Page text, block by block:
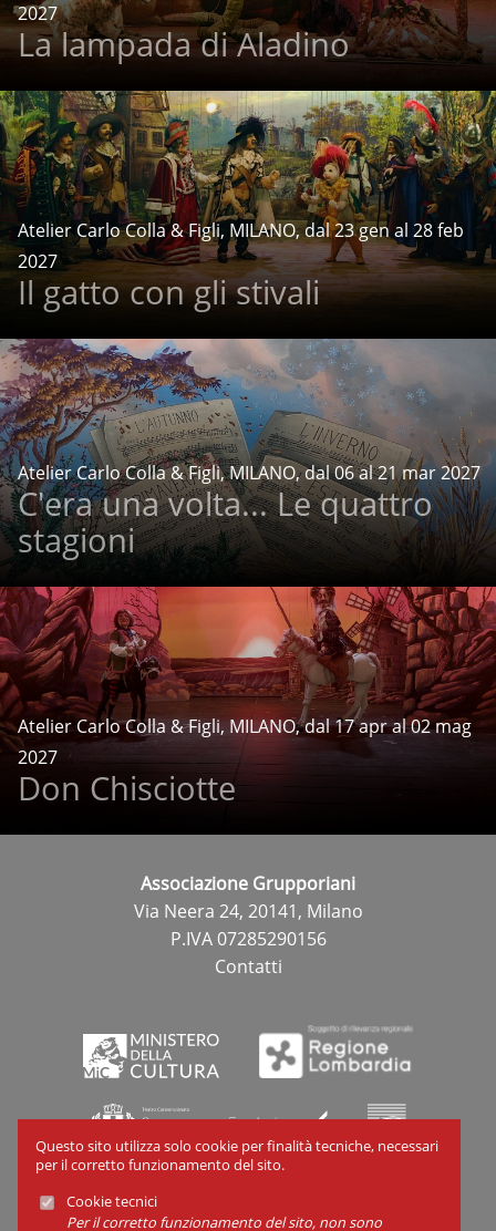
2027
La lampada di Aladino
Atelier Carlo Colla & Figli, MILANO, dal 23 gen al 28 feb
2027
Il gatto con gli stivali
Atelier Carlo Colla & Figli, MILANO, dal 06 al 21 mar 2027
C'era una volta... Le quattro
stagioni
Atelier Carlo Colla & Figli, MILANO, dal 17 apr al 02 mag
2027
Don Chisciotte
Associazione Grupporiani
Via Neera 24, 20141, Milano
P.IVA 07285290156
Contatti
Cookies
Questo sito utilizza solo cookie per finalità tecniche, necessari
per il corretto funzionamento del sito.
Cookie tecnici
Per il corretto funzionamento del sito, non sono